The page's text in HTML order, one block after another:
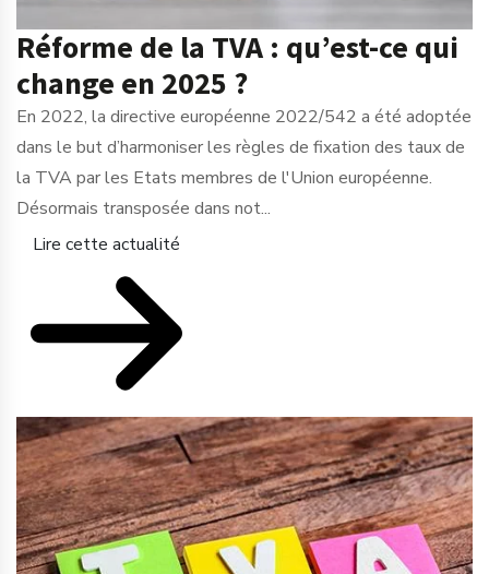
Réforme de la TVA : qu’est-ce qui
change en 2025 ?
En 2022, la directive européenne 2022/542 a été adoptée
dans le but d’harmoniser les règles de fixation des taux de
la TVA par les Etats membres de l'Union européenne.
Désormais transposée dans not...
Lire cette actualité